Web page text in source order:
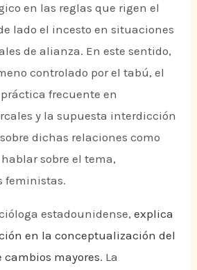
en las reglas que rigen el
lado el incesto en situaciones
de alianza. En este sentido,
controlado por el tabú, el
frecuente en
y la supuesta interdicción
dichas relaciones como
sobre el tema,
feministas.
estadounidense,explica
en la conceptualización del
cambios mayores. La